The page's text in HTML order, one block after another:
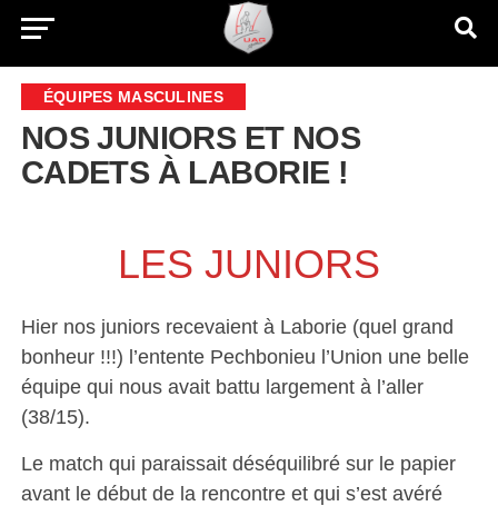
ÉQUIPES MASCULINES
NOS JUNIORS ET NOS
CADETS À LABORIE !
LES JUNIORS
Hier nos juniors recevaient à Laborie (quel grand
bonheur !!!) l’entente Pechbonieu l’Union une belle
équipe qui nous avait battu largement à l’aller
(38/15).
Le match qui paraissait déséquilibré sur le papier
avant le début de la rencontre et qui s’est avéré